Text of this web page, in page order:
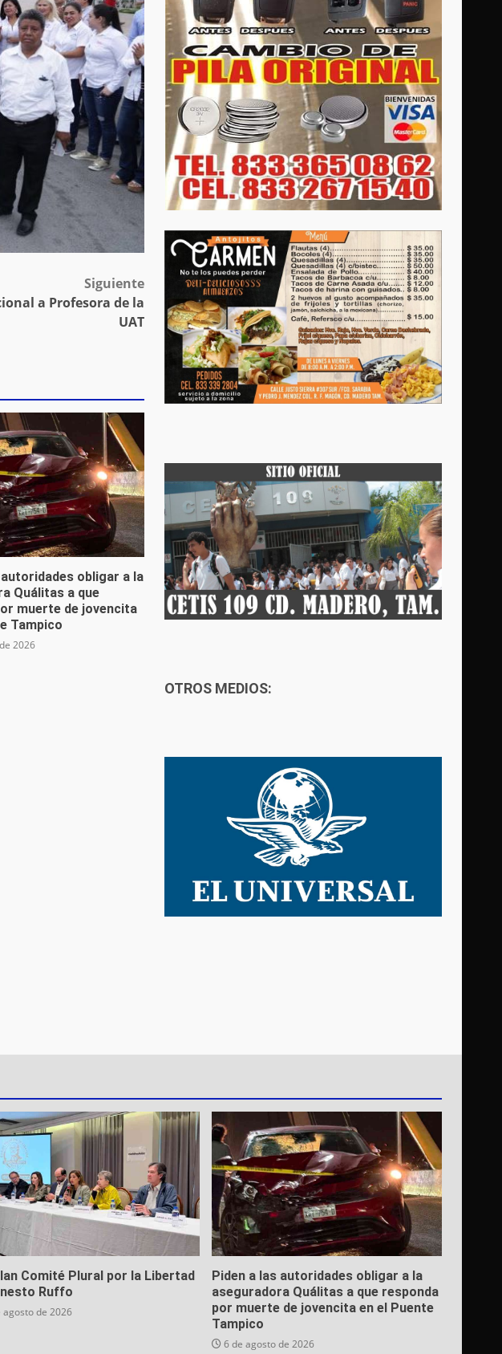
Siguiente
a Profesora de la
UAT
obligar a la
Quálitas a que
muerte de jovencita
Tampico
2026
OTROS MEDIOS:
Comité Plural por la Libertad
Ruffo
agosto de 2026
Piden a las autoridades obligar a la
aseguradora Quálitas a que responda
por muerte de jovencita en el Puente
Tampico
6 de agosto de 2026